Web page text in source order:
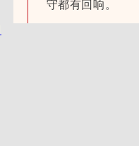
守都有回响。